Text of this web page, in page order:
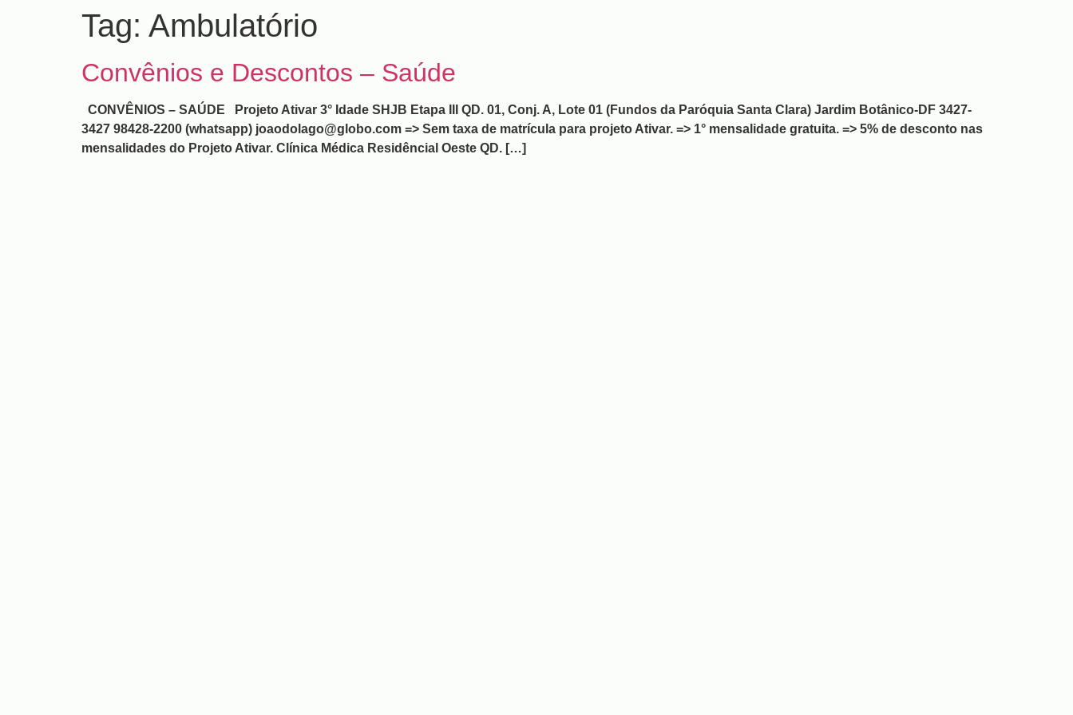
Tag: Ambulatório
Convênios e Descontos – Saúde
CONVÊNIOS – SAÚDE Projeto Ativar 3° Idade SHJB Etapa III QD. 01, Conj. A, Lote 01 (Fundos da Paróquia Santa Clara) Jardim Botânico-DF 3427-
3427 98428-2200 (whatsapp) joaodolago@globo.com => Sem taxa de matrícula para projeto Ativar. => 1° mensalidade gratuita. => 5% de desconto nas
mensalidades do Projeto Ativar. Clínica Médica Residêncial Oeste QD. […]